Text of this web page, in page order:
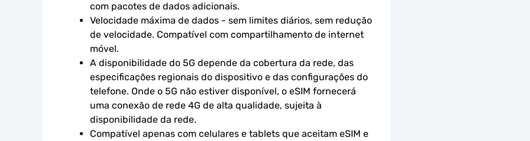
com pacotes de dados adicionais.
Velocidade máxima de dados - sem limites diários, sem redução
de velocidade. Compatível com compartilhamento de internet
móvel.
A disponibilidade do 5G depende da cobertura da rede, das
especificações regionais do dispositivo e das configurações do
telefone. Onde o 5G não estiver disponível, o eSIM fornecerá
uma conexão de rede 4G de alta qualidade, sujeita à
disponibilidade da rede.
Compatível apenas com celulares e tablets que aceitam eSIM e